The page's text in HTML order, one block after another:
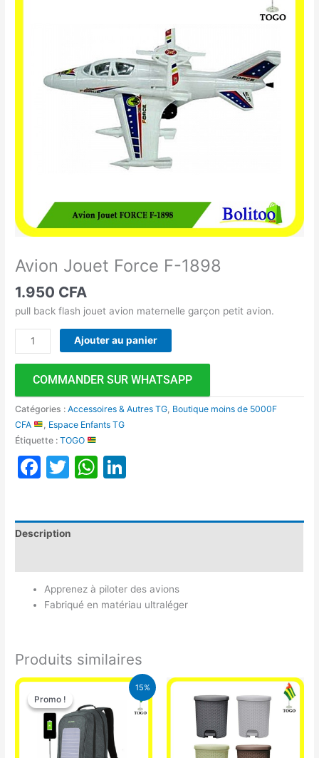
Avion Jouet Force F-1898
1.950 CFA
pull back flash jouet avion maternelle garçon petit avion.
Ajouter au panier
COMMANDER SUR WHATSAPP
Catégories :Accessoires & Autres TG Boutique moins de 5000F
CFA
Espace Enfants TG
Étiquette :TOGO
Facebook
TwitterWhatsApp
Description
Apprenez à piloter des avions
Fabriqué en matériau ultraléger
Produits similaires
15%
Promo !
Promo !
Le
prix
initial
était :
29.500 CFA.
Le
prix
actuel